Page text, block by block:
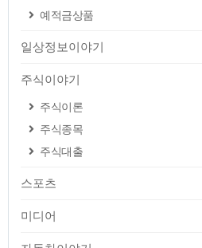
예적금상품
일상정보이야기
주식이야기
주식이론
주식종목
주식대출
스포츠
미디어